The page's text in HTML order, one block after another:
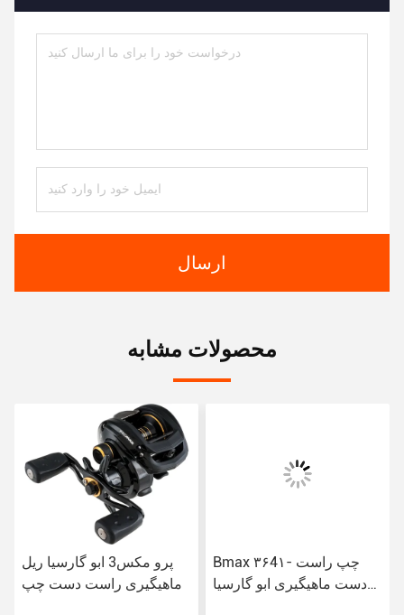
ارسال
محصولات مشابه
پرو مکس3 ابو گارسیا ریل
ماهیگیری راست دست چپ
Bmax ۳۶4۱- چپ راست
دست ماهیگیری ابو گارسیا